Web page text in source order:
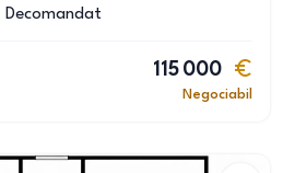
Decomandat
115 000
Negociabil